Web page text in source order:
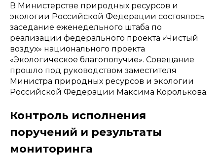
В Министерстве природных ресурсов и
экологии Российской Федерации состоялось
заседание еженедельного штаба по
реализации федерального проекта «Чистый
воздух» национального проекта
«Экологическое благополучие». Совещание
прошло под руководством заместителя
Министра природных ресурсов и экологии
Российской Федерации Максима Королькова.
Контроль исполнения
поручений и результаты
мониторинга